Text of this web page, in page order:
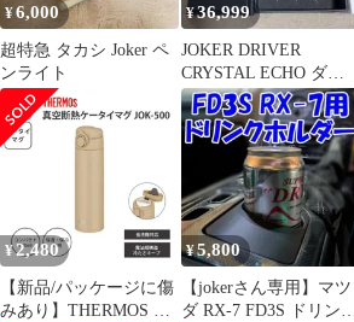
¥6,000
超特急 タカシ Joker ペ
ンライト
¥36,999
JOKER DRIVER
CRYSTAL ECHO ダー
ツセット
¥2,480
【新品/パッケージに傷
みあり】THERMOS サ
¥5,800
【jokerさん専用】マツ
ダ RX-7 FD3S ドリンク